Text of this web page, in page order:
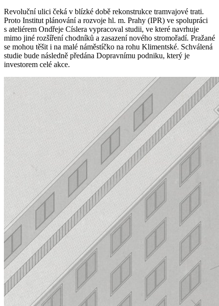
Revoluční ulici čeká v blízké době rekonstrukce tramvajové trati.
Proto Institut plánování a rozvoje hl. m. Prahy (IPR) ve spolupráci
s ateliérem Ondřeje Císlera vypracoval studii, ve které navrhuje
mimo jiné rozšíření chodníků a zasazení nového stromořadí. Pražané
se mohou těšit i na malé náměstíčko na rohu Klimentské. Schválená
studie bude následně předána Dopravnímu podniku, který je
investorem celé akce.